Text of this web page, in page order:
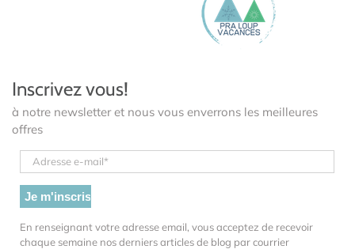
Inscrivez vous!
à notre newsletter et nous vous enverrons les meilleures
offres
En renseignant votre adresse email, vous acceptez de recevoir
chaque semaine nos derniers articles de blog par courrier